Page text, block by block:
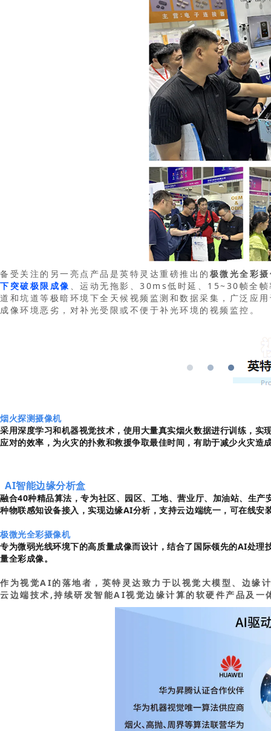
备受关注的另一亮点产品是英特灵达重磅推出的 极微光全彩
下突破极限成像、运动无拖影、30ms低时延、15~30帧全
道和坑道等极暗环境下全天候视频监测和数据采集，广泛应
成像环境恶劣，对补光受限或不便于补光环境的视频监控。
烟火探测摄像机
采用深度学习和机器视觉技术，使用大量真实烟火数据进行训练，
应对的效率，为火灾的扑救和救援争取最佳时间，有助于减少火灾造
AI智能边缘分析盒
融合40种精品算法，专为社区、园区、工地、营业厅、加油站、生
种物联感知设备接入，实现边缘AI分析，支持云边端统一，可在线安
极微光全彩摄像机
专为微弱光线环境下的高质量成像而设计，结合了国际领先的AI处理
量全彩成像。
作为视觉AI的落地者，英特灵达致力于以视觉大模型、边缘
云边端技术,持续研发智能AI视觉边缘计算的软硬件产品及一